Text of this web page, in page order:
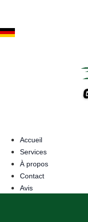
contenu
Accueil
Services
À propos
Contact
Avis